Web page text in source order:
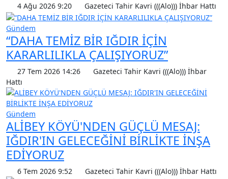
4 Ağu 2026 9:20 Gazeteci Tahir Kavri (((Alo))) İhbar Hattı
Gündem
“DAHA TEMİZ BİR IĞDIR İÇİN
KARARLILIKLA ÇALIŞIYORUZ”
27 Tem 2026 14:26
Gazeteci Tahir Kavri (((Alo))) İhbar
Hattı
Gündem
ALİBEY KÖYÜ'NDEN GÜÇLÜ MESAJ:
IĞDIR'IN GELECEĞİNİ BİRLİKTE İNŞA
EDİYORUZ
6 Tem 2026 9:52 Gazeteci Tahir Kavri (((Alo))) İhbar Hattı